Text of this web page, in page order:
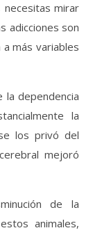
mirar
adicciones son
más variables
dependencia
la
los privó del
mejoró
de la
animales,